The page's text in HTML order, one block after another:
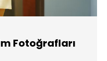
Fotoğrafları